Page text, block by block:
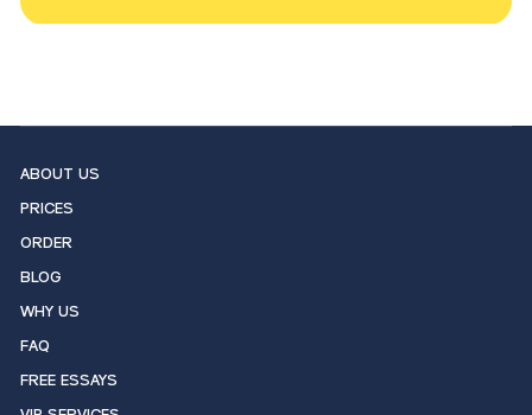
ABOUT US
PRICES
ORDER
BLOG
WHY US
FAQ
FREE ESSAYS